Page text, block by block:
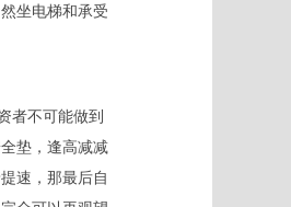
坐电梯和承受
者不可能做到
垫，逢高减减
速，那最后自